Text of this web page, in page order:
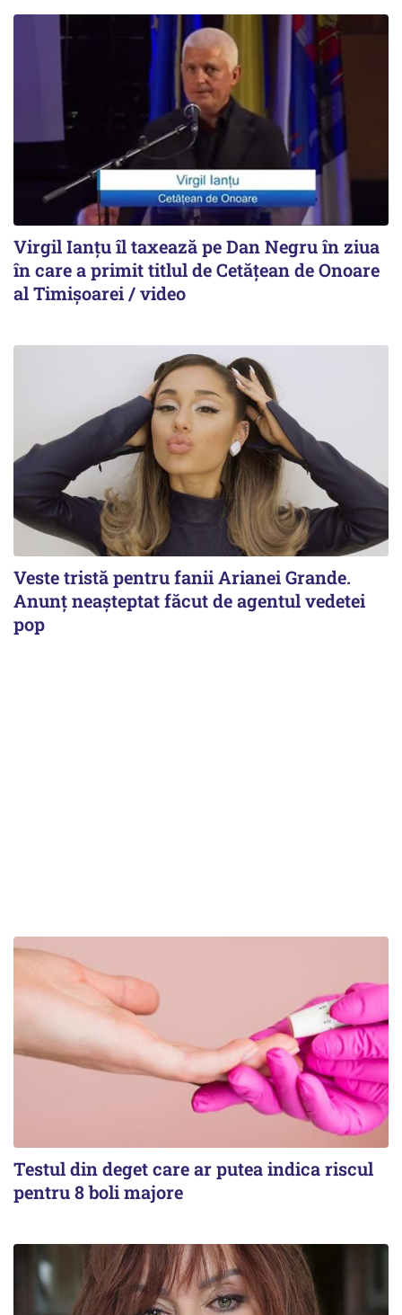
Virgil Ianțu îl taxează pe Dan Negru în ziua
în care a primit titlul de Cetățean de Onoare
al Timișoarei / video
Veste tristă pentru fanii Arianei Grande.
Anunț neașteptat făcut de agentul vedetei
pop
Testul din deget care ar putea indica riscul
pentru 8 boli majore